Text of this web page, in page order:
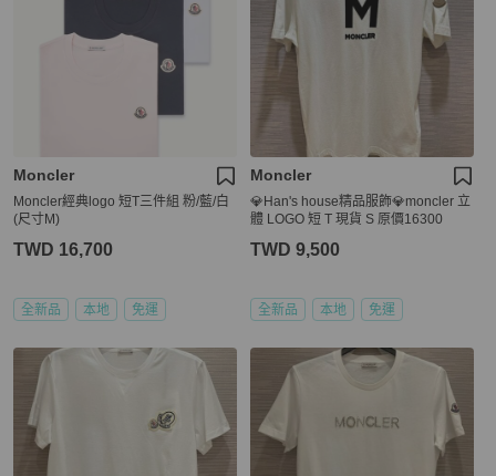
Moncler
Moncler經典logo 短T三件組 粉/藍/白
(尺寸M)
TWD 16,700
全新品 本地 免運
Moncler
💎Han's house精品服飾💎moncler 立
體 LOGO 短 T 現貨 S 原價16300
TWD 9,500
全新品 本地 免運